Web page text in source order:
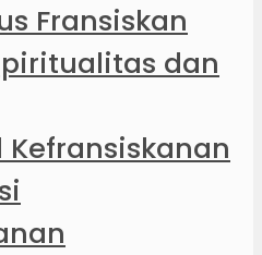
Fransiskan
dan
Kefransiskanan